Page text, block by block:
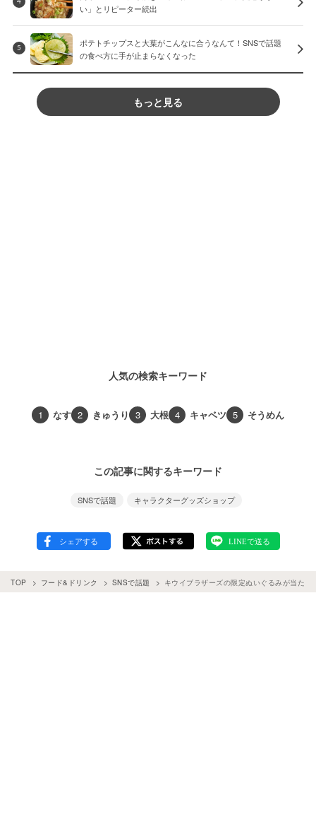
い」とリピーター続出
5
ポテトチップスと大葉がこんなに合うなんて！SNSで話題
の食べ方に手が止まらなくなった
もっと見る
人気の検索キーワード
1 なす 2 きゅうり 3 大根 4 キャベツ 5 そうめん
この記事に関するキーワード
SNSで話題 キャラクターグッズショップ
TOP フード&ドリンク SNSで話題 キウイブラザーズの限定ぬいぐるみが当た